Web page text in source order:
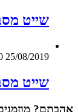
שייט
25/08/2019
שייט מסביב
אהבתם?